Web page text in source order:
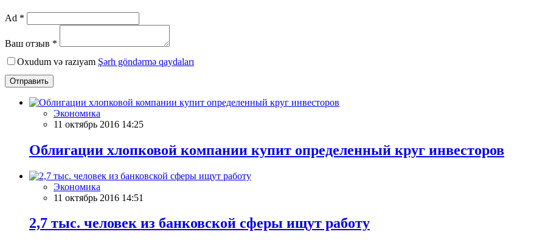
Ad *
Ваш отзыв *
Oxudum və razıyam Şərh göndərmə qaydaları
Отправить
Экономика
11 октябрь 2016 14:25
Облигации хлопковой компании купит определенный круг инвесторов
Экономика
11 октябрь 2016 14:51
2,7 тыс. человек из банковской сферы ищут работу